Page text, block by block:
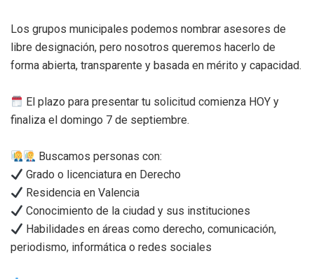
Los grupos municipales podemos nombrar asesores de
libre designación, pero nosotros queremos hacerlo de
forma abierta, transparente y basada en mérito y capacidad.⁣
El plazo para presentar tu solicitud comienza HOY y
finaliza el domingo 7 de septiembre.⁣
Buscamos personas con:
Grado o licenciatura en Derecho
Residencia en Valencia
Conocimiento de la ciudad y sus instituciones
Habilidades en áreas como derecho, comunicación,
periodismo, informática o redes sociales